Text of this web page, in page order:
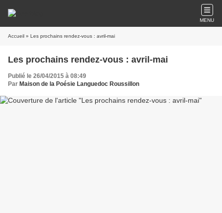
MENU
Accueil » Les prochains rendez-vous : avril-mai
Les prochains rendez-vous : avril-mai
Publié le 26/04/2015 à 08:49
Par Maison de la Poésie Languedoc Roussillon